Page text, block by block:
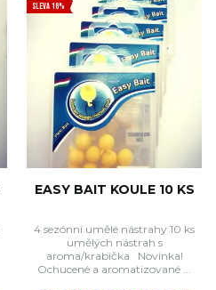
SLEVA 16%
EASY BAIT KOULE 10 KS
4 sezónní umělé nástrahy 10 ks
umělých nástrah s
aroma/krabička Novinka!
Ochucené a aromatizované ...